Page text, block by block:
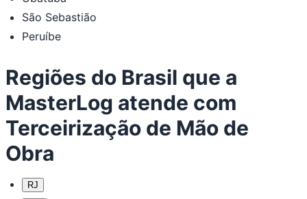
São Sebastião
Peruíbe
Regiões do Brasil que a
MasterLog atende com
Terceirização de Mão de
Obra
RJ